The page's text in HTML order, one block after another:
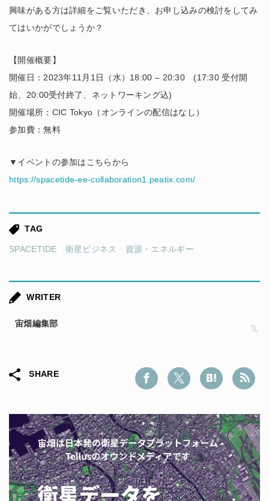
興味がある方は詳細をご覧いただき、お申し込みの検討をしてみ
てはいかがでしょうか？
【開催概要】
開催日：2023年11月1日（水）18:00 – 20:30 (17:30 受付開
始、20:00受付終了、ネットワーキング込)
開催場所：CIC Tokyo（オンラインの配信はなし）
参加費：無料
▼イベントの参加はこちらから
https://spacetide-ee-collaboration1.peatix.com/
TAG
SPACETIDE 衛星ビジネス 資源・エネルギー
WRITER
宙畑編集部
SHARE